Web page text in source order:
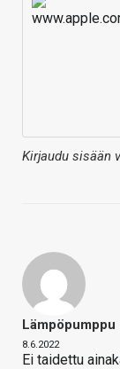
Kirjaudu sisään
Lämpöpumppu
8.6.2022
Ei taidettu